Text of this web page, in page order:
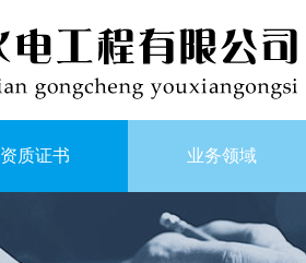
资质证书 业务领域